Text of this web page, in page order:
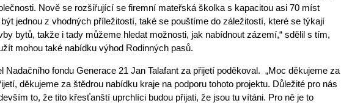
Nově se rozšiřující se firemní mateřská školka s kapacitou asi 70 míst
jednou z vhodných příležitostí, také se pouštíme do záležitostí, které se týkají
bytů, takže i tady můžeme hledat možnosti, jak nabídnout zázemí,“ sdělil s tím,
mohou také nabídku výhod Rodinných pasů.
Nadačního fondu Generace 21 Jan Talafant za přijetí poděkoval. „Moc děkujeme za
děkujeme za štědrou nabídku kraje na podporu tohoto projektu. Důležité pro nás
to, že tito křesťanští uprchlíci budou přijati, že jsou tu vítáni. Pro ně je to